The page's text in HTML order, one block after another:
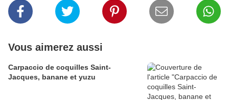
Vous aimerez aussi
Carpaccio de coquilles Saint-
Jacques, banane et yuzu